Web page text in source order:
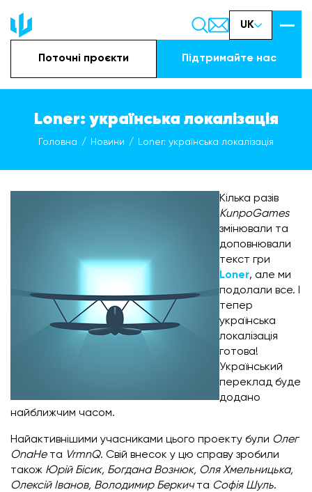
UK
Поточні проєкти Підтримайте наc
Loner: українська локалізація
Головна Новини Loner: українська локалізація
Кілька разів
KunpoGames
змінювали та
доповнювали
текст гри
Loner, але ми
подолали все. І
тепер
українська
локалізація
готова!
Український
переклад буде
додано
найближчим часом.
Найактивнішими учасниками цього проекту були Олег
OnaHeта VrmnQ. Свій внесок у цю справу зробили
також Юрій Бісик, Богдана Вознюк, Оля Хмельницька,
Олексій Іванов, Володимир Беркичта Софія Шуль.